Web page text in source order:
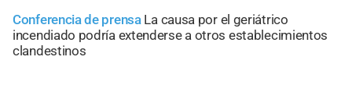
Conferencia de prensa La causa por el geriátrico
incendiado podría extenderse a otros establecimientos
clandestinos